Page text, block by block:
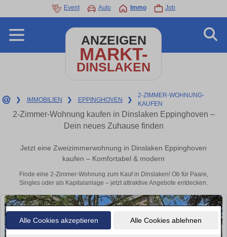
Alle Cookies akzeptieren Alle Cookies ablehnen
Event Auto Immo Job
ANZEIGEN
MARKT-
DINSLAKEN
❯ IMMOBILIEN ❯ EPPINGHOVEN ❯
2-ZIMMER-WOHNUNG-
KAUFEN
2-Zimmer-Wohnung kaufen in Dinslaken Eppinghoven –
Dein neues Zuhause finden
Jetzt eine Zweizimmerwohnung in Dinslaken Eppinghoven
kaufen – Komfortabel & modern
Finde eine 2-Zimmer-Wohnung zum Kauf in Dinslaken! Ob für Paare,
Singles oder als Kapitalanlage – jetzt attraktive Angebote entdecken.